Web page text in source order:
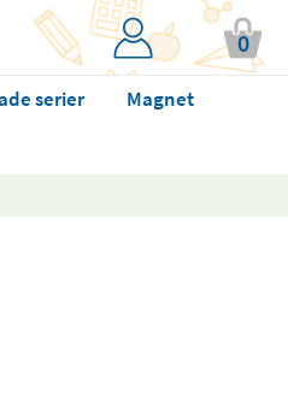
0
serier
Magnet